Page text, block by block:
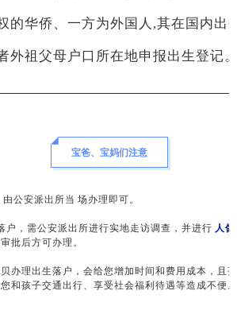
的华侨、一方为外国人,其在国内出
外祖父母户口所在地申报出生登记
宝爸、宝妈们注意
由公安派出所当 场办理即可。
户，需公安派出所进行实地走访调查，并进行 人
批后方可办理。
办理出生落户，会给您增加时间和费用成本，且
和孩子交通出行、享受社会福利待遇等造成不便。